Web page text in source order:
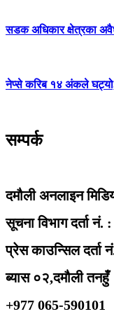
सडक अधिकार क्षेत्रका
नेप्से करिब १४ अंकले घट्यो,
सम्पर्क
दमौली अनलाइन
सूचना विभाग दर्ता
प्रेस काउन्सिल दर्ता
ब्यास ०२,दमौली तनहुँ
+977 065-590101